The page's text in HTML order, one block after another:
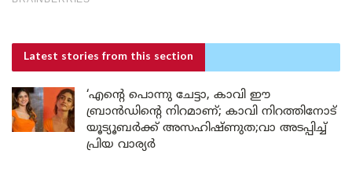
Latest stories from this section
‘എന്റെ പൊന്നു ചേട്ടാ, കാവി ഈ
ബ്രാൻഡിന്റെ നിറമാണ്; കാവി നിറത്തിനോട്
യൂട്യൂബർക്ക് അസഹിഷ്ണുത;വാ അടപ്പിച്ച്
പ്രിയ വാര്യർ